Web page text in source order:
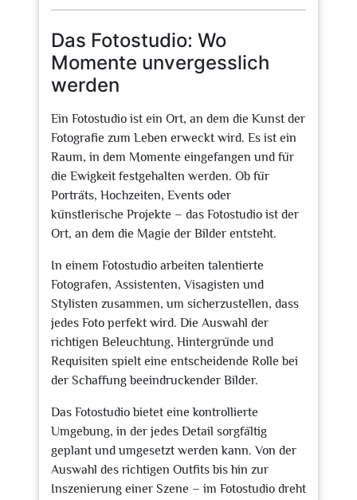
2026
Das Fotostudio: Wo
Momente unvergesslich
werden
Ein Fotostudio ist ein Ort, an dem die Kunst der
Fotografie zum Leben erweckt wird. Es ist ein
Raum, in dem Momente eingefangen und für
die Ewigkeit festgehalten werden. Ob für
Porträts, Hochzeiten, Events oder
künstlerische Projekte – das Fotostudio ist der
Ort, an dem die Magie der Bilder entsteht.
In einem Fotostudio arbeiten talentierte
Fotografen, Assistenten, Visagisten und
Stylisten zusammen, um sicherzustellen, dass
jedes Foto perfekt wird. Die Auswahl der
richtigen Beleuchtung, Hintergründe und
Requisiten spielt eine entscheidende Rolle bei
der Schaffung beeindruckender Bilder.
Das Fotostudio bietet eine kontrollierte
Umgebung, in der jedes Detail sorgfältig
geplant und umgesetzt werden kann. Von der
Auswahl des richtigen Outfits bis hin zur
Inszenierung einer Szene – im Fotostudio dreht